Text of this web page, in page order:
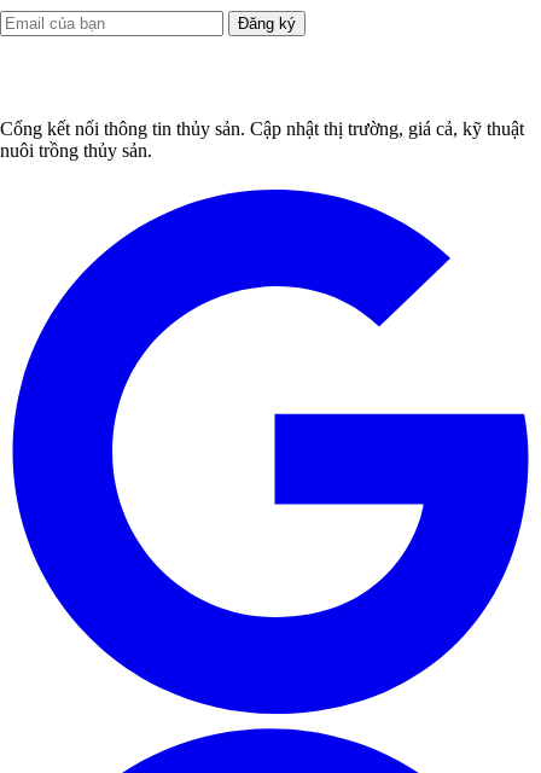
Đăng ký
Cổng kết nối thông tin thủy sản. Cập nhật thị trường, giá cả, kỹ thuật
nuôi trồng thủy sản.